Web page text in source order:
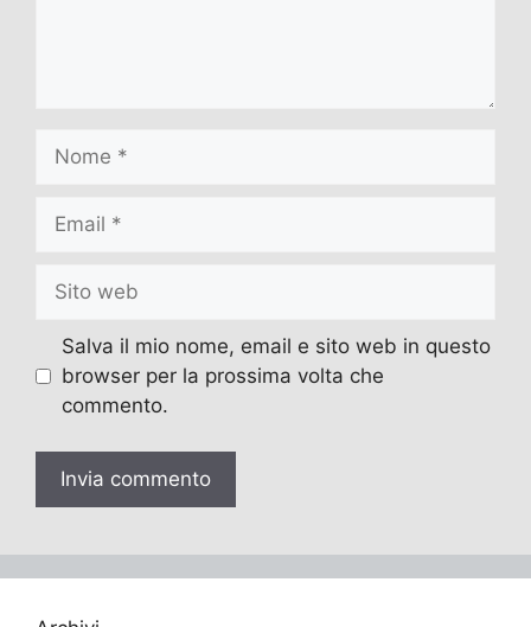
Nome
Email
Sito
web
Salva il mio nome, email e sito web in questo
browser per la prossima volta che
commento.